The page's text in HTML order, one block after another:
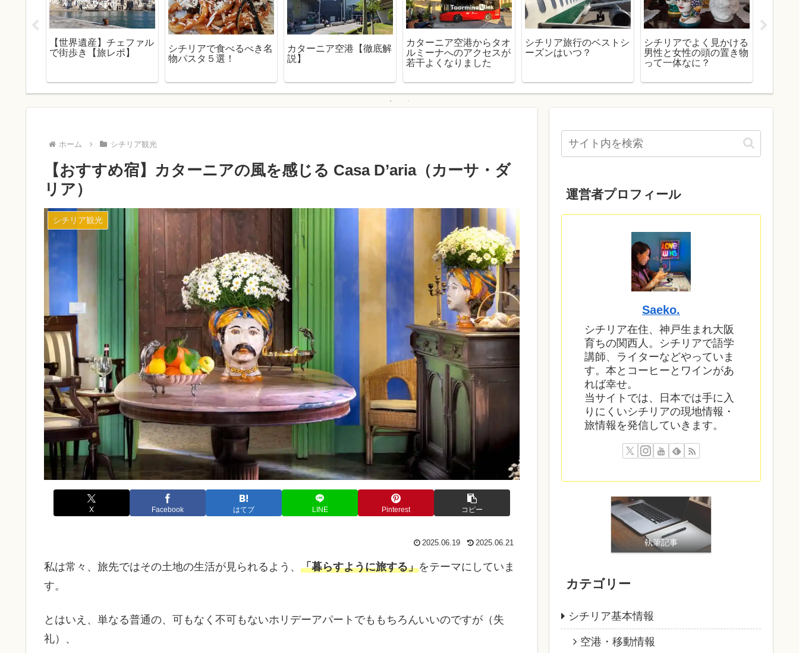
【世界遺産】チェファル
で街歩き【旅レポ】
シチリアで食べるべき名
物パスタ５選！
カターニア空港【徹底解
説】
カターニア空港からタオ
ルミーナへのアクセスが
若干よくなりました
シチリア旅行のベストシ
ーズンはいつ？
シチリアでよく見かける
男性と女性の頭の置き物
って一体なに？
ホーム シチリア観光
【おすすめ宿】カターニアの風を感じる Casa D’aria（カーサ・ダ
リア）
シチリア観光
X Facebook はてブ LINE Pinterest コピー
2025.06.19 2025.06.21
私は常々、旅先ではその土地の生活が見られるよう、 「暮らすように旅する」をテーマにしていま
す。
とはいえ、単なる普通の、可もなく不可もないホリデーアパートでももちろんいいのですが（失
礼）、
運営者プロフィール
Saeko.
シチリア在住、神戸生まれ大阪
育ちの関西人。シチリアで語学
講師、ライターなどやっていま
す。本とコーヒーとワインがあ
れば幸せ。
当サイトでは、日本では手に入
りにくいシチリアの現地情報・
旅情報を発信していきます。
執筆記事
カテゴリー
シチリア基本情報
空港・移動情報